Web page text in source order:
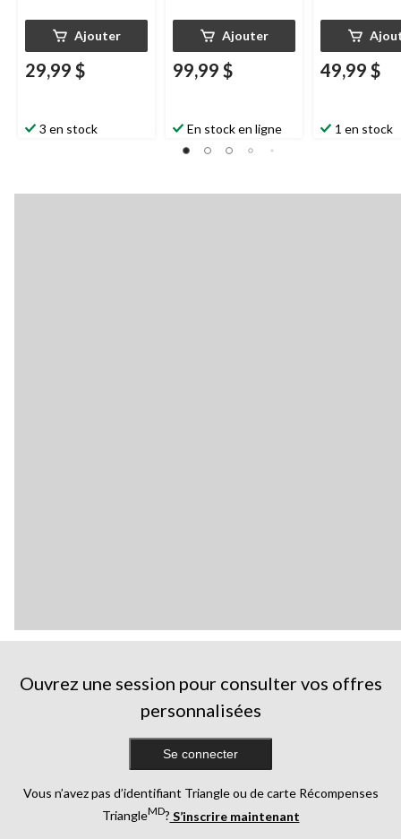
Ajouter
29,99 $
3 en stock
Ajouter
99,99 $
En stock en ligne
49,99 $
1 en stock
Ouvrez une session pour consulter vos offres
personnalisées
Se connecter
Vous n’avez pas d’identifiant Triangle ou de carte Récompenses
TriangleMD? S’inscrire maintenant